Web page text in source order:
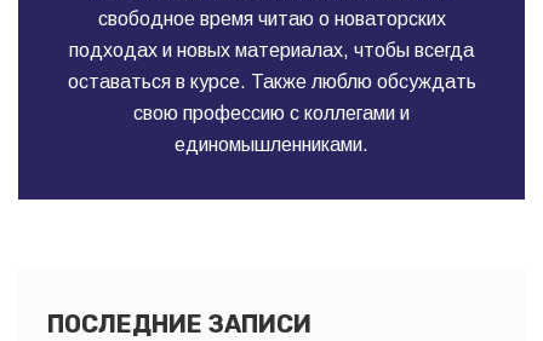
свободное время читаю о новаторских
подходах и новых материалах, чтобы всегда
оставаться в курсе. Также люблю обсуждать
свою профессию с коллегами и
единомышленниками.
ПОСЛЕДНИЕ ЗАПИСИ